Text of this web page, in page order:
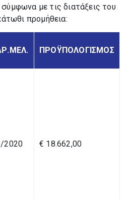
με τις διατάξεις του
προμήθεια:
ΠΡΟΫΠΟΛΟΓΙΣΜΟΣ
2020 € 18.662,00